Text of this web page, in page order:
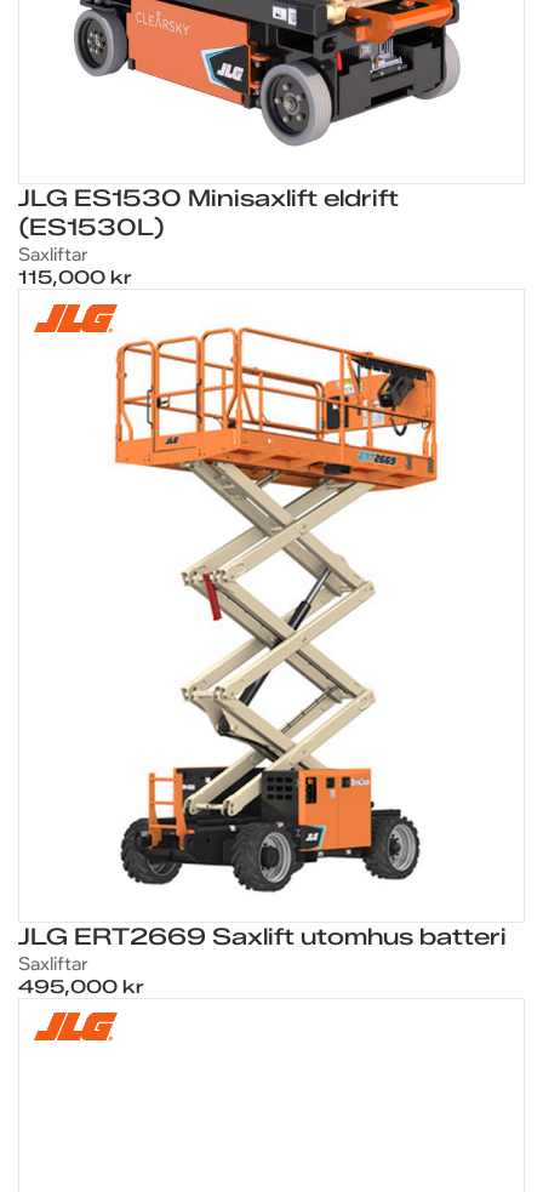
JLG ES1530 Minisaxlift eldrift
(ES1530L)
Saxliftar
115,000 kr
JLG ERT2669 Saxlift utomhus batteri
Saxliftar
495,000 kr